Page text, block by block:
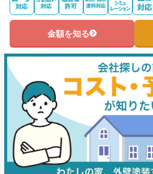
金額を知る